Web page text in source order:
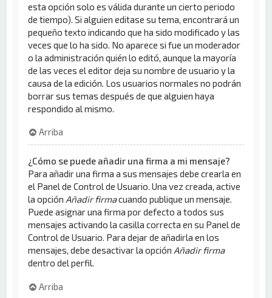
esta opción solo es válida durante un cierto periodo
de tiempo). Si alguien editase su tema, encontrará un
pequeño texto indicando que ha sido modificado y las
veces que lo ha sido. No aparece si fue un moderador
o la administración quién lo editó, aunque la mayoría
de las veces el editor deja su nombre de usuario y la
causa de la edición. Los usuarios normales no podrán
borrar sus temas después de que alguien haya
respondido al mismo.
Arriba
¿Cómo se puede añadir una firma a mi mensaje?
Para añadir una firma a sus mensajes debe crearla en
el Panel de Control de Usuario. Una vez creada, active
la opción Añadir firmacuando publique un mensaje.
Puede asignar una firma por defecto a todos sus
mensajes activando la casilla correcta en su Panel de
Control de Usuario. Para dejar de añadirla en los
mensajes, debe desactivar la opción Añadir firma
dentro del perfil.
Arriba